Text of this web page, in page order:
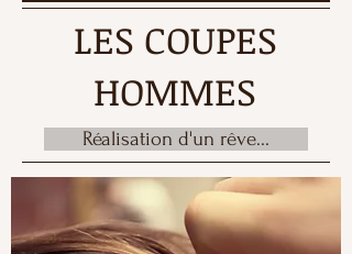
LES COUPES
HOMMES
Réalisation d'un rêve...